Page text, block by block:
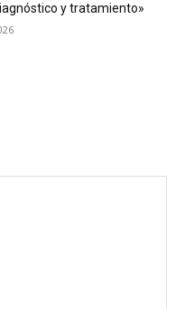
y tratamiento»